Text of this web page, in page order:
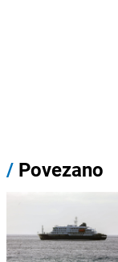
/ Povezano